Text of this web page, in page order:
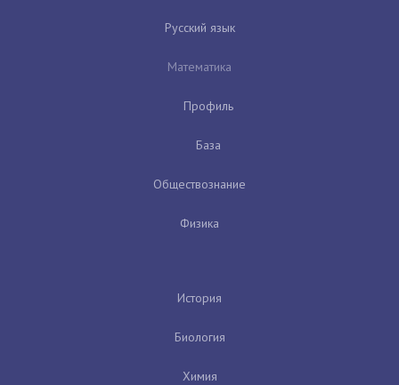
Русский язык
Математика
Профиль
База
Обществознание
Физика
История
Биология
Химия